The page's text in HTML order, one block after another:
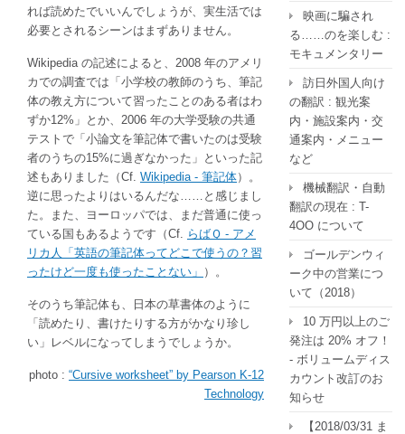
れば読めたでいいんでしょうが、実生活では
必要とされるシーンはまずありません。
Wikipedia の記述によると、2008 年のアメリ
カでの調査では「小学校の教師のうち、筆記
体の教え方について習ったことのある者はわ
ずか12%」とか、2006 年の大学受験の共通
テストで「小論文を筆記体で書いたのは受験
者のうちの15%に過ぎなかった」といった記
述もありました（Cf. Wikipedia - 筆記体）。
逆に思ったよりはいるんだな……と感じまし
た。また、ヨーロッパでは、まだ普通に使っ
ている国もあるようです（Cf.
らばＱ - アメ
リカ人「英語の筆記体ってどこで使うの？習
ったけど一度も使ったことない」 ）。
そのうち筆記体も、日本の草書体のように
「読めたり、書けたりする方がかなり珍し
い」レベルになってしまうでしょうか。
photo : “Cursive worksheet” by Pearson K-12
Technology
映画に騙され
る……のを楽しむ :
モキュメンタリー
訪日外国人向け
の翻訳 : 観光案
内・施設案内・交
通案内・メニュー
など
機械翻訳・自動
翻訳の現在 : T-
4OO について
ゴールデンウィ
ーク中の営業につ
いて（2018）
10 万円以上のご
発注は 20% オフ！
- ボリュームディス
カウント改訂のお
知らせ
【2018/03/31 ま